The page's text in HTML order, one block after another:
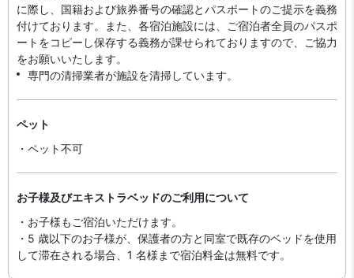
に際し、国籍および旅券番号の確認とパスポートのご提示を義務
付け​ております。また、各宿泊施設には、ご宿泊者全員のパスポ
ートをコピーし保存する義務が課せられておりますの​で、ご協力
をお願いいたします。
専門の清掃業者が施設を清掃しています。
ペット
・ペット不可
お子様及びエキストラベッドのご利用について
・お子様もご宿泊いただけます。
・5 歳以下のお子様が、保護者の方と同室で既存のベッドを使用
して滞在される場合、1 名様まで宿泊料金は無料です。